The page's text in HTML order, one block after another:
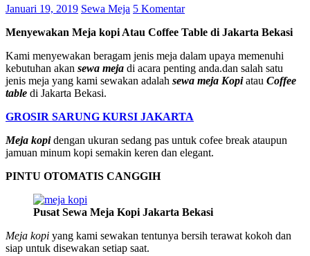
Januari 19, 2019 Sewa Meja 5 Komentar
Menyewakan Meja kopi Atau Coffee Table di Jakarta Bekasi
Kami menyewakan beragam jenis meja dalam upaya memenuhi
kebutuhan akan sewa meja di acara penting anda.dan salah satu
jenis meja yang kami sewakan adalah sewa meja Kopiatau Coffee
table di Jakarta Bekasi.
GROSIR SARUNG KURSI JAKARTA
Meja kopi dengan ukuran sedang pas untuk cofee break ataupun
jamuan minum kopi semakin keren dan elegant.
PINTU OTOMATIS CANGGIH
Pusat Sewa Meja Kopi Jakarta Bekasi
Meja kopi yang kami sewakan tentunya bersih terawat kokoh dan
siap untuk disewakan setiap saat.